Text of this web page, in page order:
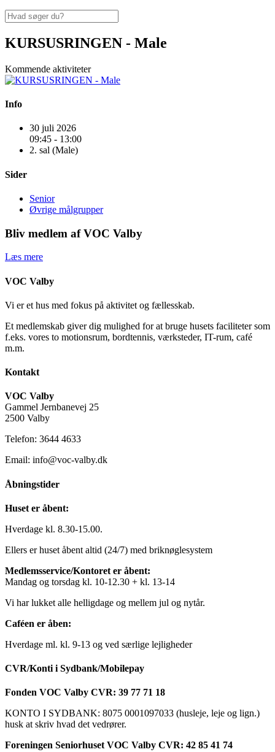
KURSUSRINGEN - Male
Kommende aktiviteter
Info
30 juli 2026
09:45 - 13:00
2. sal (Male)
Sider
Senior
Øvrige målgrupper
Bliv medlem af VOC Valby
Læs mere
VOC Valby
Vi er et hus med fokus på aktivitet og fællesskab.
Et medlemskab giver dig mulighed for at bruge husets faciliteter som
f.eks. vores to motionsrum, bordtennis, værksteder, IT-rum, café
m.m.
Kontakt
VOC Valby
Gammel Jernbanevej 25
2500 Valby
Telefon: 3644 4633
Email: info@voc-valby.dk
Åbningstider
Huset er åbent:
Hverdage kl. 8.30-15.00.
Ellers er huset åbent altid (24/7) med briknøglesystem
Medlemsservice/Kontoret er åbent:
Mandag og torsdag kl. 10-12.30 + kl. 13-14
Vi har lukket alle helligdage og mellem jul og nytår.
Caféen er åben:
Hverdage ml. kl. 9-13 og ved særlige lejligheder
CVR/Konti i Sydbank/Mobilepay
Fonden VOC Valby CVR: 39 77 71 18
KONTO I SYDBANK: 8075 0001097033 (husleje, leje og lign.)
husk at skriv hvad det vedrører.
Foreningen Seniorhuset VOC Valby CVR: 42 85 41 74